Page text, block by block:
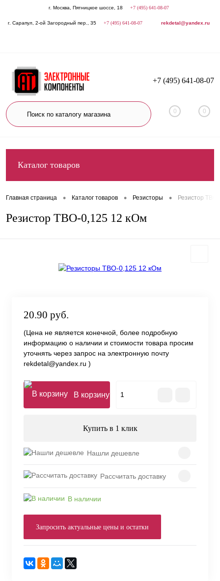
г. Москва, Пятницкое шоссе, 18 +7 (495) 641-08-07
г. Сарапул, 2-ой Загородный пер., 35 +7 (495) 641-08-07 rekdetal@yandex.ru
+7 (495) 641-08-07
0 0
Каталог товаров
Главная страница • Каталог товаров • Резисторы • Резистор
Резистор ТВО-0,125 12 кОм
20.90 руб.
(Цена не является конечной, более подробную
информацию о наличии и стоимости товара просим
уточнять через запрос на электронную почту
rekdetal@yandex.ru )
В корзину
Купить в 1 клик
Нашли дешевле
Рассчитать доставку
В наличии
Запросить актуальные цены и остатки